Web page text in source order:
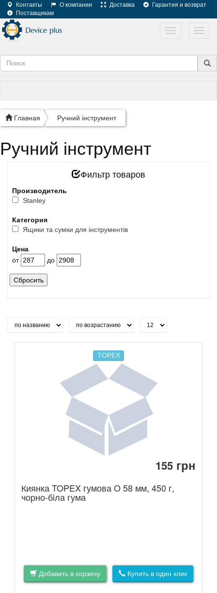
Контакты О компании Доставка
Гарантия и возврат
Поставщикам
Toggle
Главная Ручний інструмент
Ручний інструмент
Фильтр товаров
Производитель
Stanley
Категория
Ящики та сумки для інструментів
Цена
от
до
Сбросить
TOPEX
155 грн
Киянка TOPEX гумова O 58 мм, 450 г,
чорно-бiла гума
Добавить в корзину Купить в один клик